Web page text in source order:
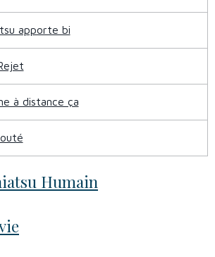
apporte bi
à distance ça
Humain